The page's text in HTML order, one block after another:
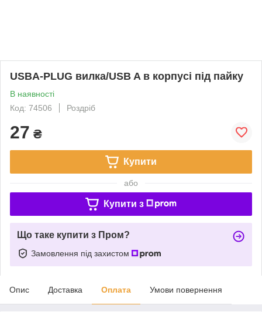
USBA-PLUG вилка/USB A в корпусі під пайку
В наявності
Код: 74506
Роздріб
27 ₴
Купити
або
Купити з
Що таке купити з Пром?
Замовлення під захистом
Опис Доставка Оплата Умови повернення